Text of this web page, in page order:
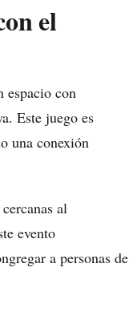
el
espacio con
Este juego es
una conexión
al
evento
a personas de